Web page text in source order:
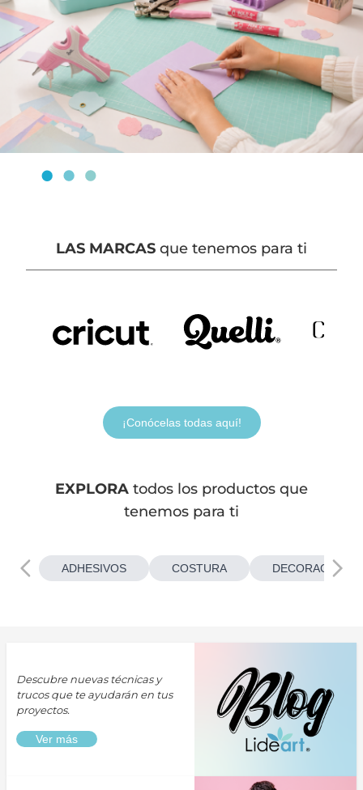
LAS MARCAS que tenemos para ti
¡Conócelas todas aquí!
EXPLORA todos los productos que
tenemos para ti
ADHESIVOS COSTURA
Descubre nuevas técnicas y
trucos que te ayudarán en tus
proyectos.
Ver más